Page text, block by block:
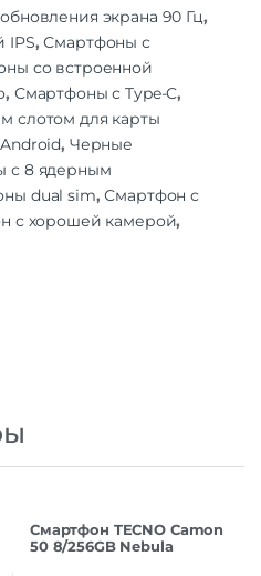
экрана 90 Гц,
IPS,Смартфоны с
со встроенной
, Смартфоны с Type-C,
слотом для карты
, Черные
с 8 ядерным
dual sim,Смартфон с
с хорошей камерой,
Смартфон TECNO Camon
50 8/256GB Nebula